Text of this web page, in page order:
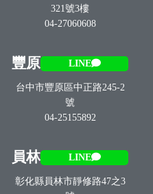
321號3樓
04-27060608
豐原 LINE
台中市豐原區中正路245-2
號
04-25155892
員林 LINE
彰化縣員林市靜修路47之3